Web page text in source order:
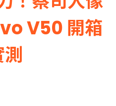
V50 開箱